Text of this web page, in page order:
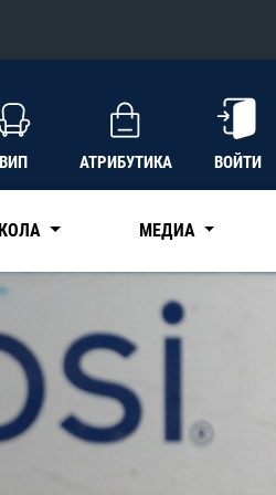
АТРИБУТИКА ВОЙТИ
МЕДИА